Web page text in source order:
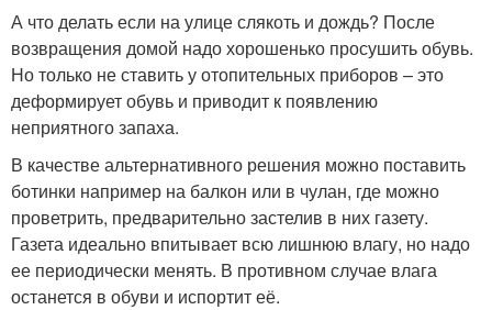
А что делать если на улице слякоть и дождь? После
возвращения домой надо хорошенько просушить обувь.
Но только не ставить у отопительных приборов – это
деформирует обувь и приводит к появлению
неприятного запаха.
В качестве альтернативного решения можно поставить
ботинки например на балкон или в чулан, где можно
проветрить, предварительно застелив в них газету.
Газета идеально впитывает всю лишнюю влагу, но надо
ее периодически менять. В противном случае влага
останется в обуви и испортит её.